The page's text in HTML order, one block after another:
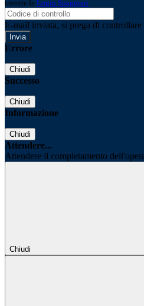
tramite la Login Spaggiari
E-mail inviata, si prega di
Errore
Chiudi
Successo
Chiudi
Informazione
Chiudi
Attendere...
Attendere il completamento
Chiudi